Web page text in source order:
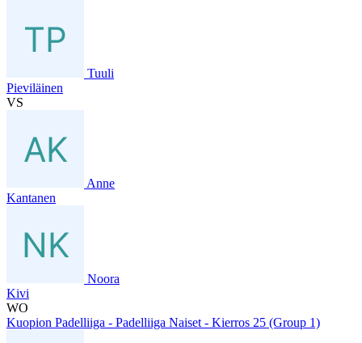
Tuuli
Pieviläinen
VS
Anne
Kantanen
Noora
Kivi
WO
Kuopion Padelliiga - Padelliiga Naiset - Kierros 25 (Group 1)